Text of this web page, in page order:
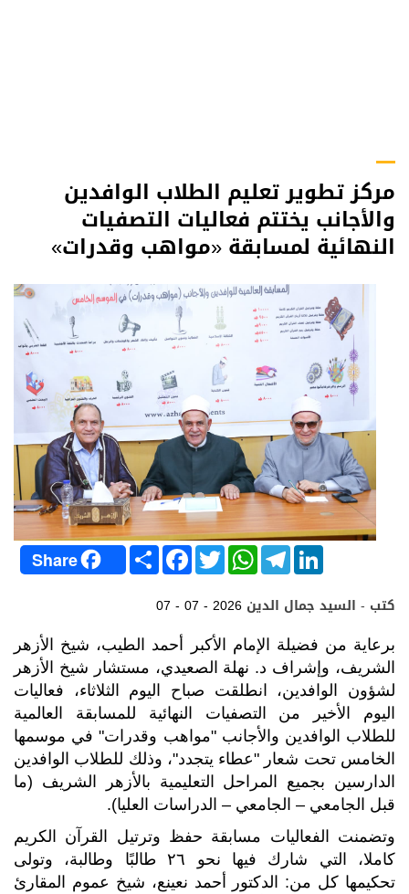
مركز تطوير تعليم الطلاب الوافدين
والأجانب يختتم فعاليات التصفيات
النهائية لمسابقة «مواهب وقدرات»
Share S
h
a
r
e
F
a
c
e
b
k
T
w
i
t
t
r
W
h
a
s
p
p
T
e
l
g
a
m
L
i
n
e
n
07 - 07 - 2026 كتب - السيد جمال الدين
برعاية من فضيلة الإمام الأكبر أحمد الطيب، شيخ الأزهر
الشريف، وإشراف د. نهلة الصعيدي، مستشار شيخ الأزهر
لشؤون الوافدين، انطلقت صباح اليوم الثلاثاء، فعاليات
اليوم الأخير من التصفيات النهائية للمسابقة العالمية
للطلاب الوافدين والأجانب "مواهب وقدرات" في موسمها
الخامس تحت شعار "عطاء يتجدد"، وذلك للطلاب الوافدين
الدارسين بجميع المراحل التعليمية بالأزهر الشريف (ما
قبل الجامعي – الجامعي – الدراسات العليا).
وتضمنت الفعاليات مسابقة حفظ وترتيل القرآن الكريم
كاملا، التي شارك فيها نحو ٢٦ طالبًا وطالبة، وتولى
تحكيمها كل من: الدكتور أحمد نعينع، شيخ عموم المقارئ